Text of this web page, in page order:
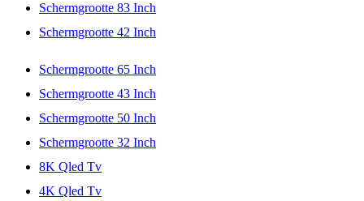
Schermgrootte 83 Inch
Schermgrootte 42 Inch
Schermgrootte 65 Inch
Schermgrootte 43 Inch
Schermgrootte 50 Inch
Schermgrootte 32 Inch
8K Qled Tv
4K Qled Tv